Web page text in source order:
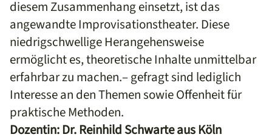
diesem Zusammenhang einsetzt, ist das
angewandte Improvisationstheater. Diese
niedrigschwellige Herangehensweise
ermöglicht es, theoretische Inhalte unmittelbar
erfahrbar zu machen.– gefragt sind lediglich
Interesse an den Themen sowie Offenheit für
praktische Methoden.
Dozentin: Dr. Reinhild Schwarte aus Köln